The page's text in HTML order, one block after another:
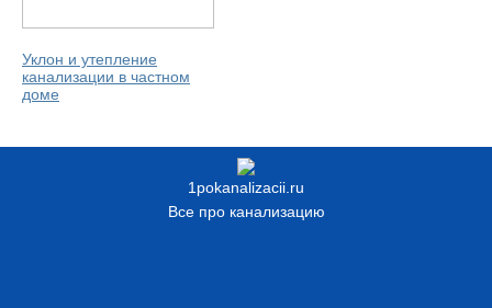
Уклон и утепление
канализации в частном
доме
1pokanalizacii.ru
Все про канализацию